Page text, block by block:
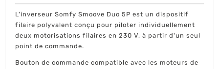
L'inverseur Somfy Smoove Duo 5P est un dispositif
filaire polyvalent conçu pour piloter individuellement
deux motorisations filaires en 230 V, à partir d'un seul
point de commande.
Bouton de commande compatible avec les moteurs de